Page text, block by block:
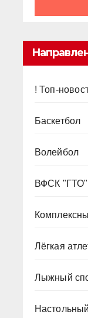
! Топ-
Баскетбол
Волейбол
ВФСК "ГТО"
Лёгкая
Лыжный